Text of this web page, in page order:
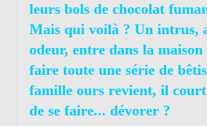
leurs bols de chocolat
Mais qui voilà ? Un intrus,
odeur, entre dans la maison
faire toute une série de
famille ours revient, il court
de se faire... dévorer ?